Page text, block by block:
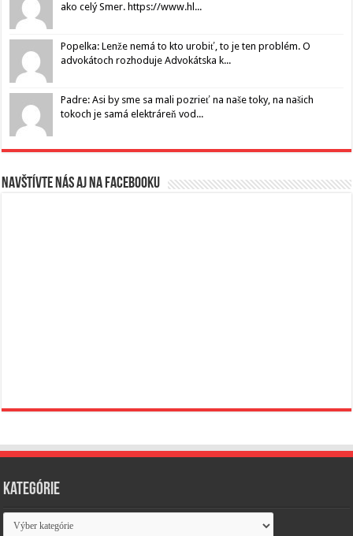
ako celý Smer. https://www.hl...
Popelka: Lenže nemá to kto urobiť, to je ten problém. O
advokátoch rozhoduje Advokátska k...
Padre: Asi by sme sa mali pozrieť na naše toky, na našich
tokoch je samá elektráreň vod...
Navštívte nás aj na Facebooku
Kategórie
Kategórie